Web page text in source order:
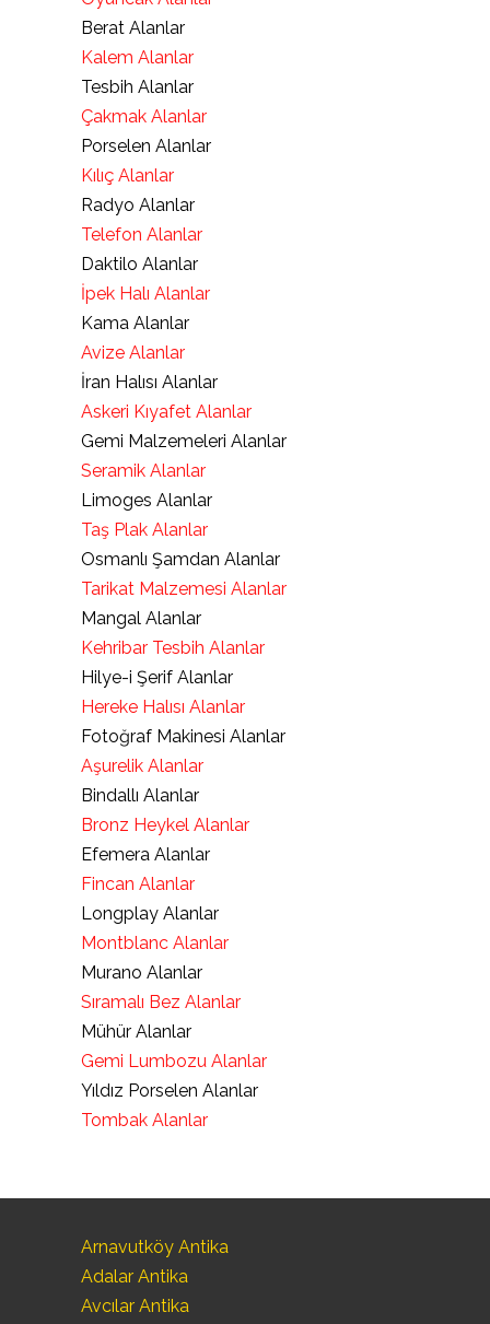
Berat Alanlar
Kalem Alanlar
Tesbih Alanlar
Çakmak Alanlar
Porselen Alanlar
Kılıç Alanlar
Radyo Alanlar
Telefon Alanlar
Daktilo Alanlar
İpek Halı Alanlar
Kama Alanlar
Avize Alanlar
İran Halısı Alanlar
Askeri Kıyafet Alanlar
Gemi Malzemeleri Alanlar
Seramik Alanlar
Limoges Alanlar
Taş Plak Alanlar
Osmanlı Şamdan Alanlar
Tarikat Malzemesi Alanlar
Mangal Alanlar
Kehribar Tesbih Alanlar
Hilye-i Şerif Alanlar
Hereke Halısı Alanlar
Fotoğraf Makinesi Alanlar
Aşurelik Alanlar
Bindallı Alanlar
Bronz Heykel Alanlar
Efemera Alanlar
Fincan Alanlar
Longplay Alanlar
Montblanc Alanlar
Murano Alanlar
Sıramalı Bez Alanlar
Mühür Alanlar
Gemi Lumbozu Alanlar
Yıldız Porselen Alanlar
Tombak Alanlar
Arnavutköy Antika
Adalar Antika
Avcılar Antika